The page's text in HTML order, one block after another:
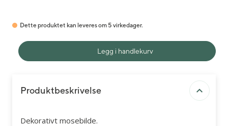
Dette produktet kan leveres om 5 virkedager.
Legg i handlekurv
Produktbeskrivelse
Dekorativt mosebilde.